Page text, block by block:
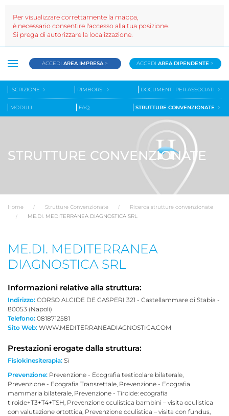
ACCEDIAREA IMPRESA > ACCEDIAREA DIPENDENTE >
ISCRIZIONE RIMBORSI DOCUMENTI PER ASSOCIATI
MODULI FAQ STRUTTURE CONVENZIONATE
STRUTTURE CONVENZIONATE
Home Strutture Convenzionate
Ricerca strutture convenzionate
ME.DI. MEDITERRANEA DIAGNOSTICA SRL
ME.DI. MEDITERRANEA
DIAGNOSTICA SRL
Informazioni relative alla struttura:
Indirizzo: CORSO ALCIDE DE GASPERI 321 - Castellammare di Stabia -
80053 (Napoli)
Telefono: 0818712581
Sito Web: WWW.MEDITERRANEADIAGNOSTICA.COM
Prestazioni erogate dalla struttura:
Fisiokinesiterapia: Sì
Prevenzione: Prevenzione - Ecografia testicolare bilaterale,
Prevenzione - Ecografia Transrettale, Prevenzione - Ecografia
mammaria bilaterale, Prevenzione - Tiroide: ecografia
tiroide+T3+T4+TSH, Prevenzione oculistica bambini – visita oculistica
con valutazione ortottica, Prevenzione oculistica – visita con fundus,
Per visualizzare correttamente la mappa,
è necessario consentire l'accesso alla tua posizione.
Si prega di autorizzare la localizzazione.